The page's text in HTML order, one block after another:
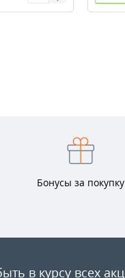
Бонусы за покупку
в курсу всех